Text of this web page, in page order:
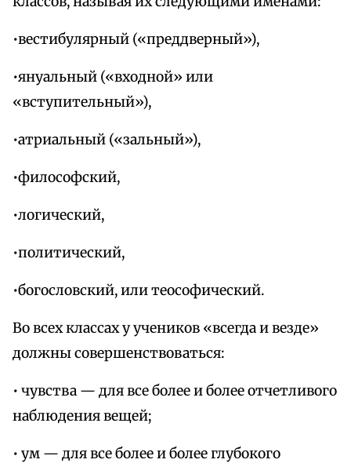
•вестибулярный («преддверный»),
•януальный («входной» или
«вступительный»),
•атриальный («зальный»),
•философский,
•логический,
•политический,
•богословский, или теософический.
Во всех классах у учеников «всегда и везде»
должны совершенствоваться:
• чувства — для все более и более отчетливого
наблюдения вещей;
• ум — для все более и более глубокого